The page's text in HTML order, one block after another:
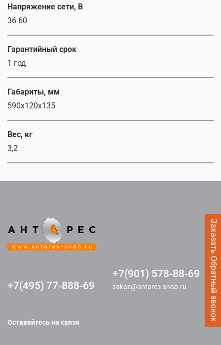
Заказать Обратный звонок
Напряжение сети, В
36-60
Гарантийный срок
1 год
Габариты, мм
590x120x135
Вес, кг
3,2
+7(495) 77-888-69
+7(901) 578-88-69
zakaz@antares-snab.ru
Оставайтесь на связи